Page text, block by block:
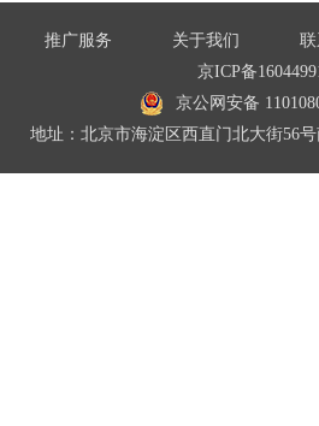
推广服务 关于我们 联
京ICP备
京公网安备
地址：北京市海淀区西直门北大街56